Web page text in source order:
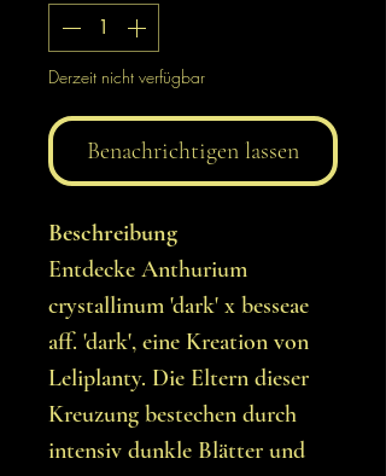
Derzeit nicht verfügbar
Benachrichtigen lassen
Beschreibung
Entdecke Anthurium
crystallinum 'dark' x besseae
aff. 'dark', eine Kreation von
Leliplanty. Die Eltern dieser
Kreuzung bestechen durch
intensiv dunkle Blätter und